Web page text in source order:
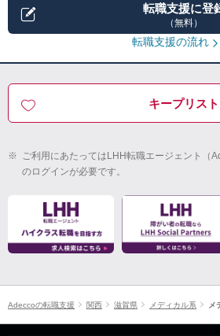
転職支援に登
（無料）
転職支援の流れ
キープリスト
※ ご利用にあたってはLHH転職エージェント（
のログインが必要です。
Adeccoの転職支援 関西 滋賀県 メディカル系 メ